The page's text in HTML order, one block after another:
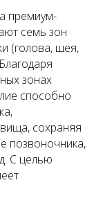
премиум-
семь зон
(голова, шея,
зонах
способно
сохраняя
позвоночника,
С целью